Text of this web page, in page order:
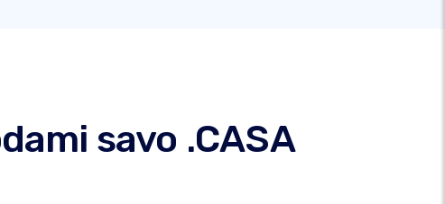
savo .CASA